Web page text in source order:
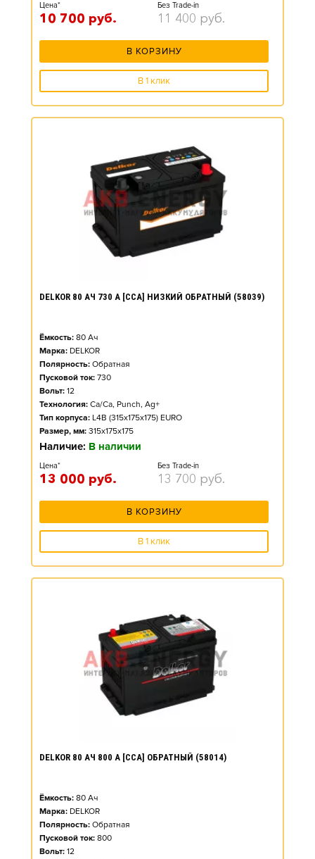
Цена*
10 700 руб.
Без Trade-in
11 400 руб.
В КОРЗИНУ
В 1 клик
DELKOR 80 АЧ 730 А [CCA] НИЗКИЙ ОБРАТНЫЙ (58039)
Ёмкость: 80 Ач
Марка: DELKOR
Полярность: Обратная
Пусковой ток: 730
Вольт: 12
Технология: Ca/Ca, Punch, Ag+
Тип корпуса: L4B (315x175x175) EURO
Размер, мм: 315x175x175
Наличие: В наличии
Цена*
13 000 руб.
Без Trade-in
13 700 руб.
В КОРЗИНУ
В 1 клик
DELKOR 80 АЧ 800 А [CCA] ОБРАТНЫЙ (58014)
Ёмкость: 80 Ач
Марка: DELKOR
Полярность: Обратная
Пусковой ток: 800
Вольт: 12